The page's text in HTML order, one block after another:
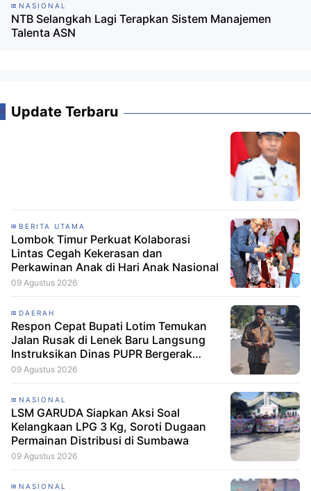
NASIONAL
NTB Selangkah Lagi Terapkan Sistem Manajemen
Talenta ASN
Update Terbaru
BERITA UTAMA
Lombok Timur Perkuat Kolaborasi
Lintas Cegah Kekerasan dan
Perkawinan Anak di Hari Anak Nasional
09 Agustus 2026
DAERAH
Respon Cepat Bupati Lotim Temukan
Jalan Rusak di Lenek Baru Langsung
Instruksikan Dinas PUPR Bergerak
Cepat
09 Agustus 2026
NASIONAL
LSM GARUDA Siapkan Aksi Soal
Kelangkaan LPG 3 Kg, Soroti Dugaan
Permainan Distribusi di Sumbawa
09 Agustus 2026
NASIONAL